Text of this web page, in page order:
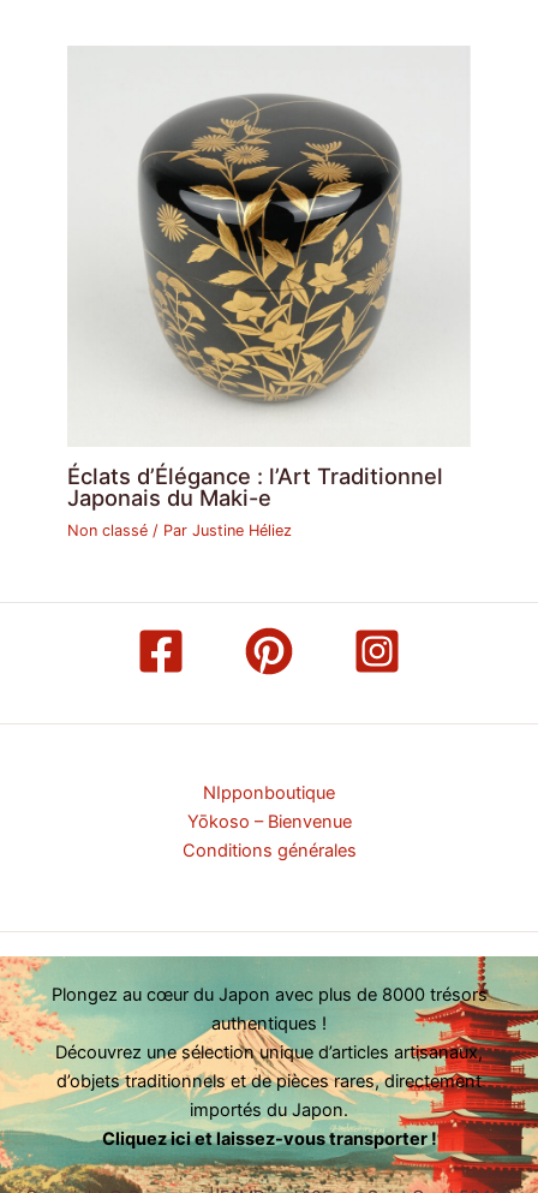
Éclats d’Élégance : l’Art Traditionnel
Japonais du Maki-e
Non classé / ParJustine Héliez
NIpponboutique
Yōkoso – Bienvenue
Conditions générales
Plongez au cœur du Japon avec plus de 8000 trésors
authentiques !
Découvrez une sélection unique d’articles artisanaux,
d’objets traditionnels et de pièces rares, directement
importés du Japon.
Cliquez ici et laissez-vous transporter !